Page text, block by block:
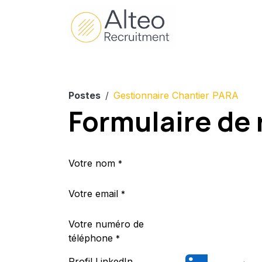
Postes Gestionnaire Chantier PARA
Formulaire
Votre nom *
Votre email *
Votre numéro de
téléphone *